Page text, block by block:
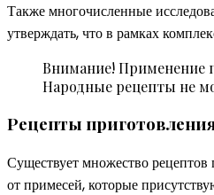
Также многочисленные
утверждать, что в рамках
Внимание! Применение
Народные рецепты не
Рецепты
Существует множество рецептов
от примесей, которые